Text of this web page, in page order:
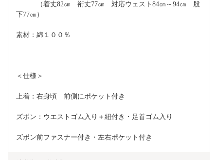
（着丈82㎝　裄丈77㎝　対応ウェスト84㎝～94㎝　股
下77㎝）
素材：綿１００％
＜仕様＞
上着：右身頃　前側にポケット付き
ズボン：ウエストゴム入り＋紐付き・足首ゴム入り
ズボン前ファスナー付き・左右ポケット付き